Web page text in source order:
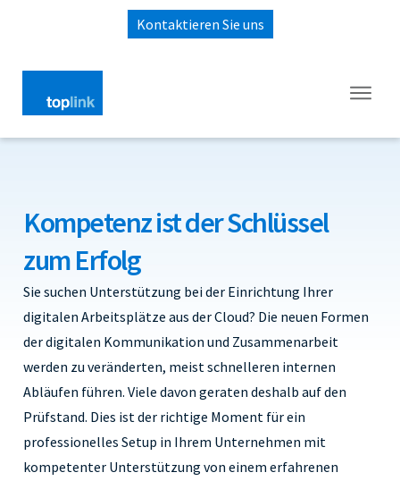
Kontaktieren Sie uns
Kompetenz ist der Schlüssel
zum Erfolg
Sie suchen Unterstützung bei der Einrichtung Ihrer
digitalen Arbeitsplätze aus der Cloud? Die neuen Formen
der digitalen Kommunikation und Zusammenarbeit
werden zu veränderten, meist schnelleren internen
Abläufen führen. Viele davon geraten deshalb auf den
Prüfstand. Dies ist der richtige Moment für ein
professionelles Setup in Ihrem Unternehmen mit
kompetenter Unterstützung von einem erfahrenen